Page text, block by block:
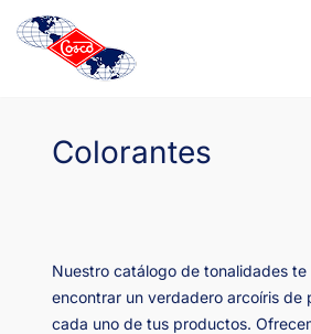
Saltar
Colorantes
Nuestro catálogo de tonalidades te
encontrar un verdadero arcoíris de
cada uno de tus productos.